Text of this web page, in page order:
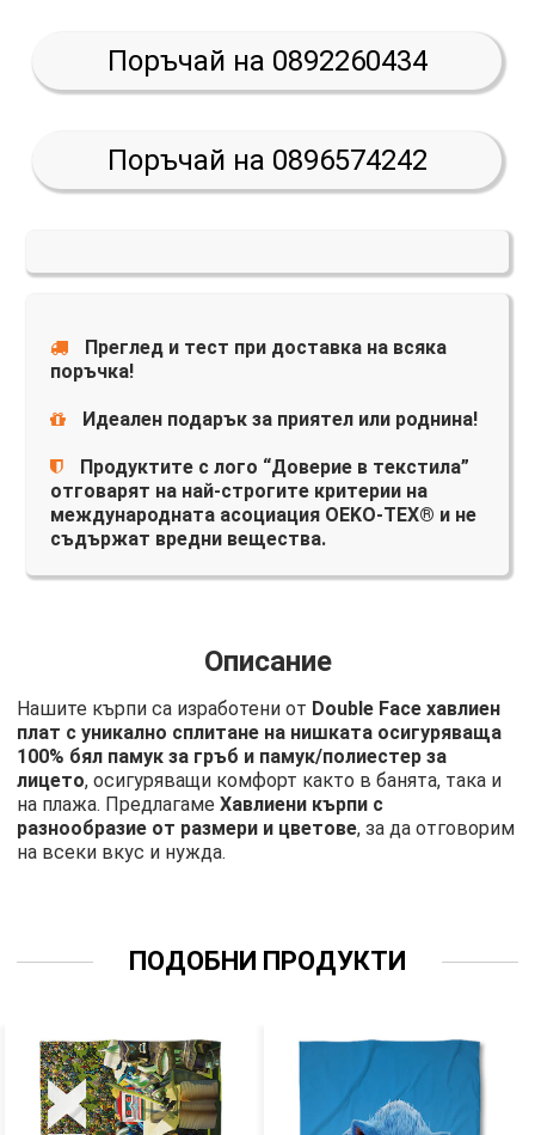
Поръчай на 0892260434
Поръчай на 0896574242
Преглед и тест при доставка на всяка
поръчка!
Идеален подарък за приятел или роднина!
Продуктите с лого “Доверие в текстила”
отговарят на най-строгите критерии на
международната асоциация OEKO-TEX® и не
съдържат вредни вещества.
Описание
Нашите кърпи са изработени от Double Face хавлиен
плат с уникално сплитане на нишката осигуряваща
100% бял памук за гръб и памук/полиестер за
лицето, осигуряващи комфорт както в банята, така и
на плажа. ПредлагамеХавлиени кърпи с
разнообразие от размери и цветове, за да отговорим
на всеки вкус и нужда.
ПОДОБНИ ПРОДУКТИ